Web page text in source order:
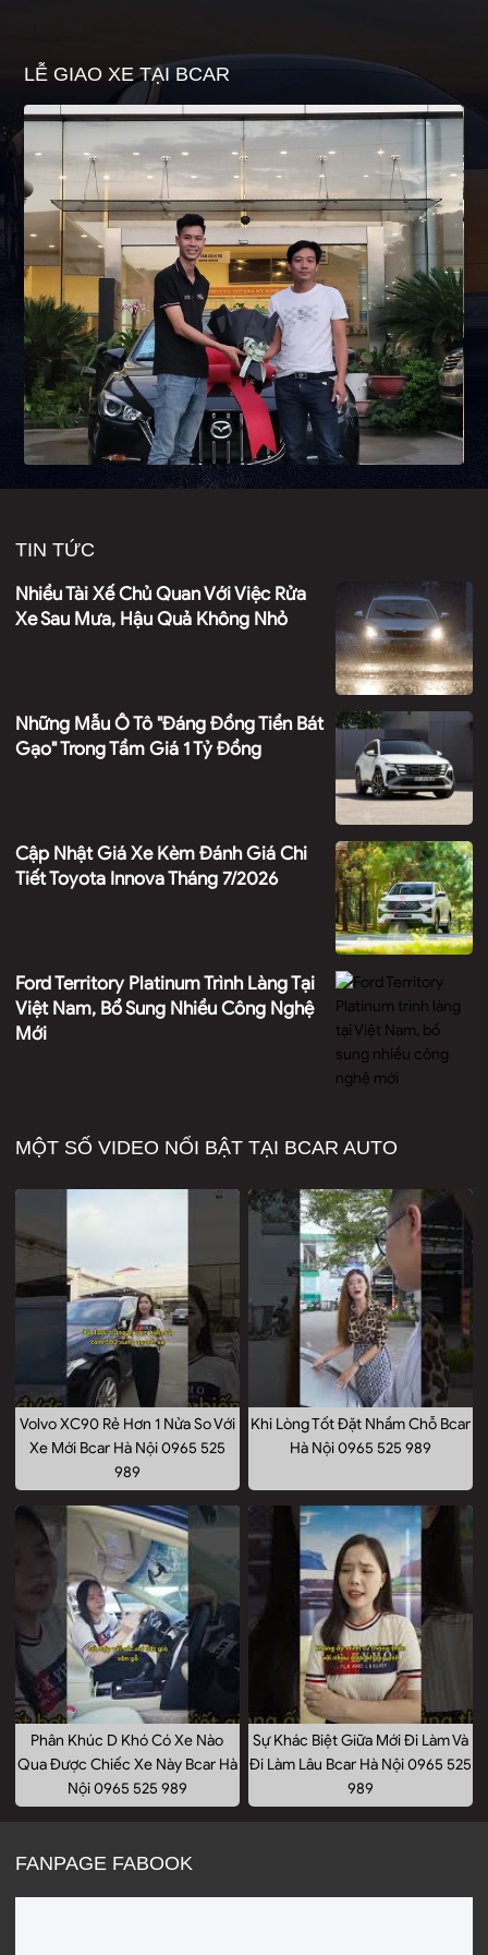
LỄ GIAO XE TẠI BCAR
TIN TỨC
Nhiều Tài Xế Chủ Quan Với Việc Rửa
Xe Sau Mưa, Hậu Quả Không Nhỏ
Những Mẫu Ô Tô "đáng Đồng Tiền Bát
Gạo" Trong Tầm Giá 1 Tỷ Đồng
Cập Nhật Giá Xe Kèm Đánh Giá Chi
Tiết Toyota Innova Tháng 7/2026
Ford Territory Platinum Trình Làng Tại
Việt Nam, Bổ Sung Nhiều Công Nghệ
Mới
MỘT SỐ VIDEO NỔI BẬT TẠI BCAR AUTO
Volvo XC90 Rẻ Hơn 1 Nửa So Với
Xe Mới Bcar Hà Nội 0965 525
989
Khi Lòng Tốt Đặt Nhầm Chỗ Bcar
Hà Nội 0965 525 989
Phân Khúc D Khó Có Xe Nào
Qua Được Chiếc Xe Này Bcar Hà
Nội 0965 525 989
Sự Khác Biệt Giữa Mới Đi Làm Và
Đi Làm Lâu Bcar Hà Nội 0965 525
989
FANPAGE FABOOK